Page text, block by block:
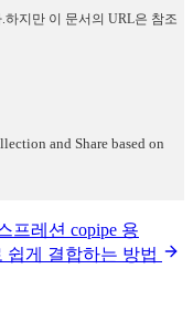
지만 이 문서의 URL은 참조
and Share based on
프레션 copipe 용
쉽게 결합하는 방법